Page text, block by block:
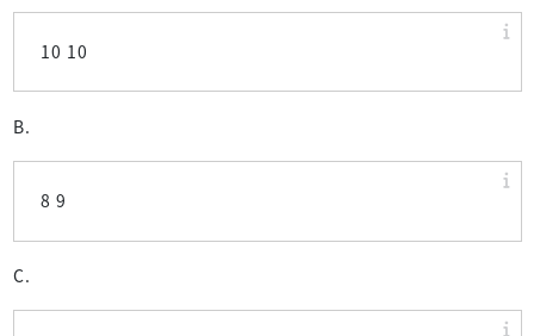
10 10
B.
8 9
C.